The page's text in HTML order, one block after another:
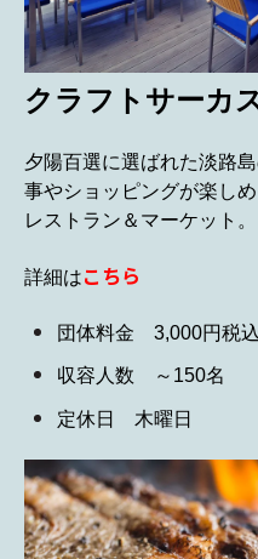
クラフトサーカ
夕陽百選に選ばれた淡路
事やショッピングが楽し
レストラン＆マーケット。
詳細はこちら
団体料金 3,000円税
収容人数 ～150名
定休日 木曜日